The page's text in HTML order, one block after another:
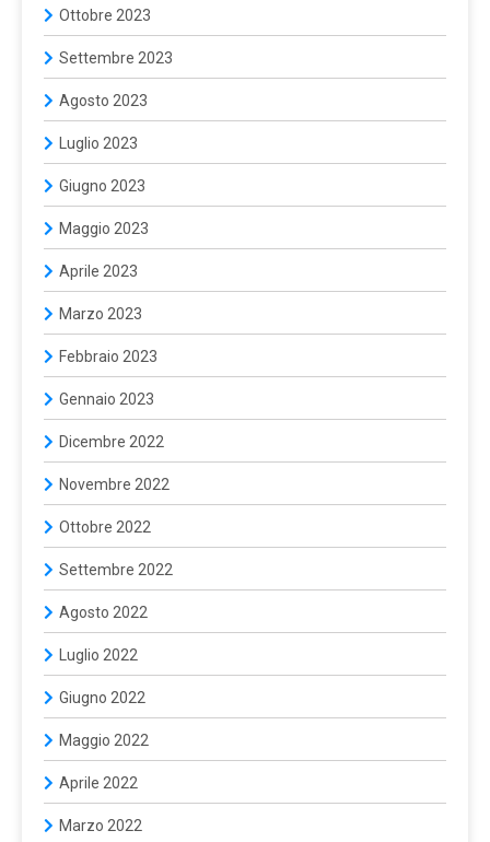
Ottobre 2023
Settembre 2023
Agosto 2023
Luglio 2023
Giugno 2023
Maggio 2023
Aprile 2023
Marzo 2023
Febbraio 2023
Gennaio 2023
Dicembre 2022
Novembre 2022
Ottobre 2022
Settembre 2022
Agosto 2022
Luglio 2022
Giugno 2022
Maggio 2022
Aprile 2022
Marzo 2022